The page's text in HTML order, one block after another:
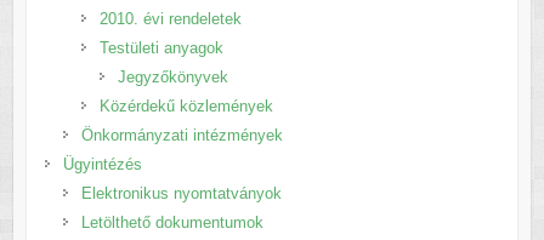
2010. évi rendeletek
Testületi anyagok
Jegyzőkönyvek
Közérdekű közlemények
Önkormányzati intézmények
Ügyintézés
Elektronikus nyomtatványok
Letölthető dokumentumok